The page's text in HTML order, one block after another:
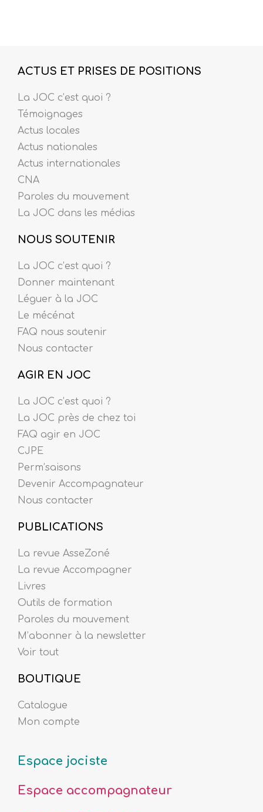
ACTUS ET PRISES DE POSITIONS
La JOC c’est quoi ?
Témoignages
Actus locales
Actus nationales
Actus internationales
CNA
Paroles du mouvement
La JOC dans les médias
NOUS SOUTENIR
La JOC c’est quoi ?
Donner maintenant
Léguer à la JOC
Le mécénat
FAQ nous soutenir
Nous contacter
AGIR EN JOC
La JOC c’est quoi ?
La JOC près de chez toi
FAQ agir en JOC
CJPE
Perm’saisons
Devenir Accompagnateur
Nous contacter
PUBLICATIONS
La revue AsseZoné
La revue Accompagner
Livres
Outils de formation
Paroles du mouvement
M’abonner à la newsletter
Voir tout
BOUTIQUE
Catalogue
Mon compte
Espace jociste
Espace accompagnateur